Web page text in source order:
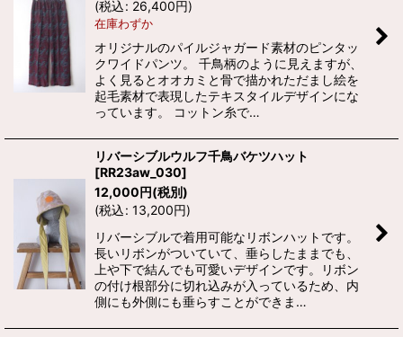
(税込: 26,400円)
在庫わずか
オリジナルのパイルジャガード素材のピンタッ
クワイドパンツ。 千鳥柄のように見えますが、
よく見るとオオカミと骨で描かれただまし絵を
起毛素材で表現したテキスタイルデザインにな
っています。 コットン糸で…
リバーシブルウルフ千鳥バケツハット
[RR23aw_030]
12,000円(税別)
(税込: 13,200円)
リバーシブルで着用可能なリボンハットです。
長いリボンがついていて、垂らしたままでも、
上や下で結んでも可愛いデザインです。リボン
の付け根部分に切れ込みが入っているため、内
側にも外側にも垂らすことができま…